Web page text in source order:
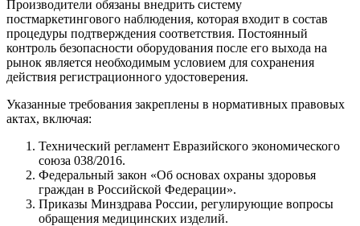
Производители обязаны внедрить систему
постмаркетингового наблюдения, которая входит в состав
процедуры подтверждения соответствия. Постоянный
контроль безопасности оборудования после его выхода на
рынок является необходимым условием для сохранения
действия регистрационного удостоверения.
Указанные требования закреплены в нормативных правовых
актах, включая:
Технический регламент Евразийского экономического
союза 038/2016.
Федеральный закон «Об основах охраны здоровья
граждан в Российской Федерации».
Приказы Минздрава России, регулирующие вопросы
обращения медицинских изделий.